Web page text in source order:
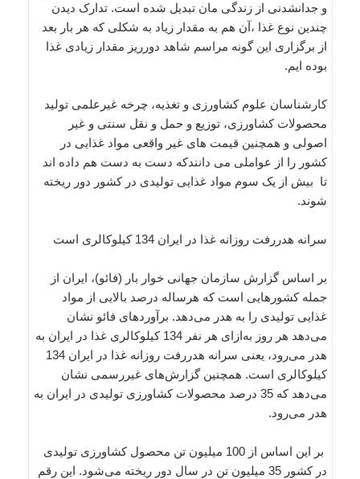
و جدانشدنی از زندگی مان تبدیل شده است. تدارک دیدن
چندین نوع غذا ،آن هم به مقدار زیاد به شکلی که هر بار بعد
از برگزاری این گونه مراسم شاهد دورریز مقدار زیادی غذا
بوده ایم.
کارشناسان علوم کشاورزی و تغذیه، چرخه غیرعلمی تولید
محصولات کشاورزی، توزیع و حمل و نقل سنتی و غیر
اصولی و همچنین قیمت های غیر واقعی مواد غذایی در
کشور را از عواملی می دانندکه دست به دست هم داده اند
تا بیش از یک سوم مواد غذایی تولیدی در کشور دور ریخته
شوند.
سرانه هدررفت روزانه غذا در ایران 134 کیلوکالری است
بر اساس گزارش سازمان جهانی خوار بار (فائو)، ایران از
جمله کشورهایی است که هرساله درصد بالایی از مواد
غذایی تولیدی را به هدر می‌دهد. برآوردهای فائو نشان
می‌دهد هر روز به‌ازای هر نفر 134 کیلوکالری غذا در ایران به
هدر می‌رود، یعنی سرانه هدررفت روزانه غذا در ایران 134
کیلوکالری است. همچنین گزارش‌های غیررسمی نشان
می‌دهد که 35 درصد محصولات کشاورزی تولیدی در ایران به
هدر می‌رود.
بر این اساس از 100 میلیون تن محصول کشاورزی تولیدی
در کشور 35 میلیون تن در سال دور ریخته می‌شود. این رقم